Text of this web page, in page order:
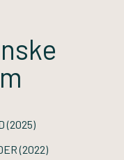
(2025)
(2022)